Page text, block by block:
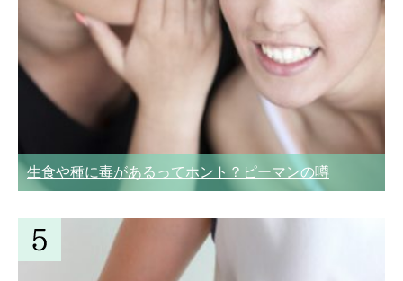
生食や種に毒があるってホント？ピーマンの噂